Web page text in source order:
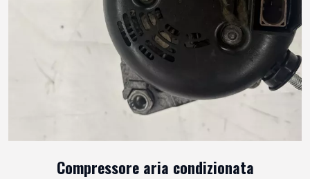
Compressore aria condizionata